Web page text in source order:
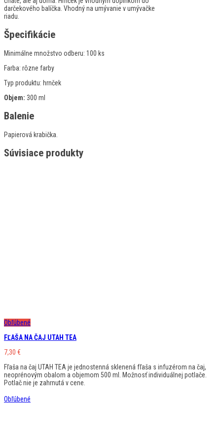
darčekového balíčka. Vhodný na umývanie v umývačke
riadu.
Špecifikácie
Minimálne množstvo odberu: 100 ks
Farba: rôzne farby
Typ produktu: hrnček
Objem: 300 ml
Balenie
Papierová krabička.
Súvisiace produkty
Obľúbené
FĽAŠA NA ČAJ UTAH TEA
7,30 €
Fľaša na čaj UTAH TEA je jednostenná sklenená fľaša s infuzérom na čaj,
neoprénovým obalom a objemom 500 ml. Možnosť individuálnej potlače.
Potlač nie je zahrnutá v cene.
Obľúbené